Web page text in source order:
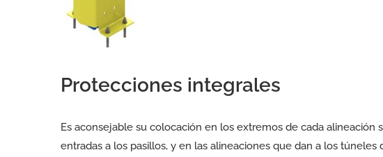
Protecciones integrales
Es aconsejable su colocación en los extremos de cada alineación
entradas a los pasillos, y en las alineaciones que dan a los túneles